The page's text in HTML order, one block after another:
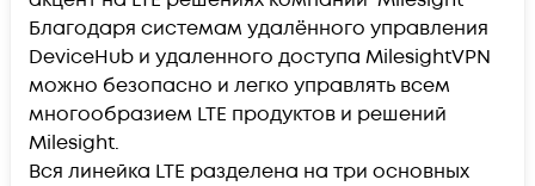
Благодаря системам удалённого управления
DeviceHub и удаленного доступа MilesightVPN
можно безопасно и легко управлять всем
многообразием LTE продуктов и решений
Milesight.
Вся линейка LTE разделена на три основных